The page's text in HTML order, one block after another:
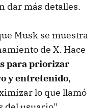
dar más detalles.
Musk se muestra
de X. Hace
para priorizar
y entretenido,
lo que llamó